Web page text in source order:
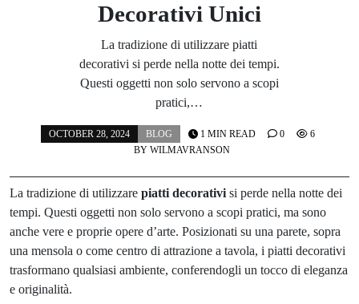
Decorativi Unici
La tradizione di utilizzare piatti
decorativi si perde nella notte dei tempi.
Questi oggetti non solo servono a scopi
pratici,…
OCTOBER 28, 2024
BLOG
BY WILMAVRANSON
1 MIN READ 0 6
La tradizione di utilizzare piatti decorativi si perde nella notte dei
tempi. Questi oggetti non solo servono a scopi pratici, ma sono
anche vere e proprie opere d’arte. Posizionati su una parete, sopra
una mensola o come centro di attrazione a tavola, i piatti decorativi
trasformano qualsiasi ambiente, conferendogli un tocco di eleganza
e originalità.